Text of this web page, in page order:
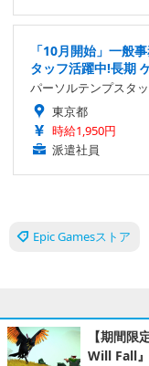
「10月開始」一般
タッフ活躍中!長期
パーソルテンプスタ
東京都
時給1,950円
派遣社員
Epic Gamesストア
【期間
Will Fall